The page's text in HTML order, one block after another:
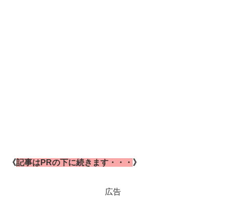
《記事はPRの下に続きます・・・ 》
広告